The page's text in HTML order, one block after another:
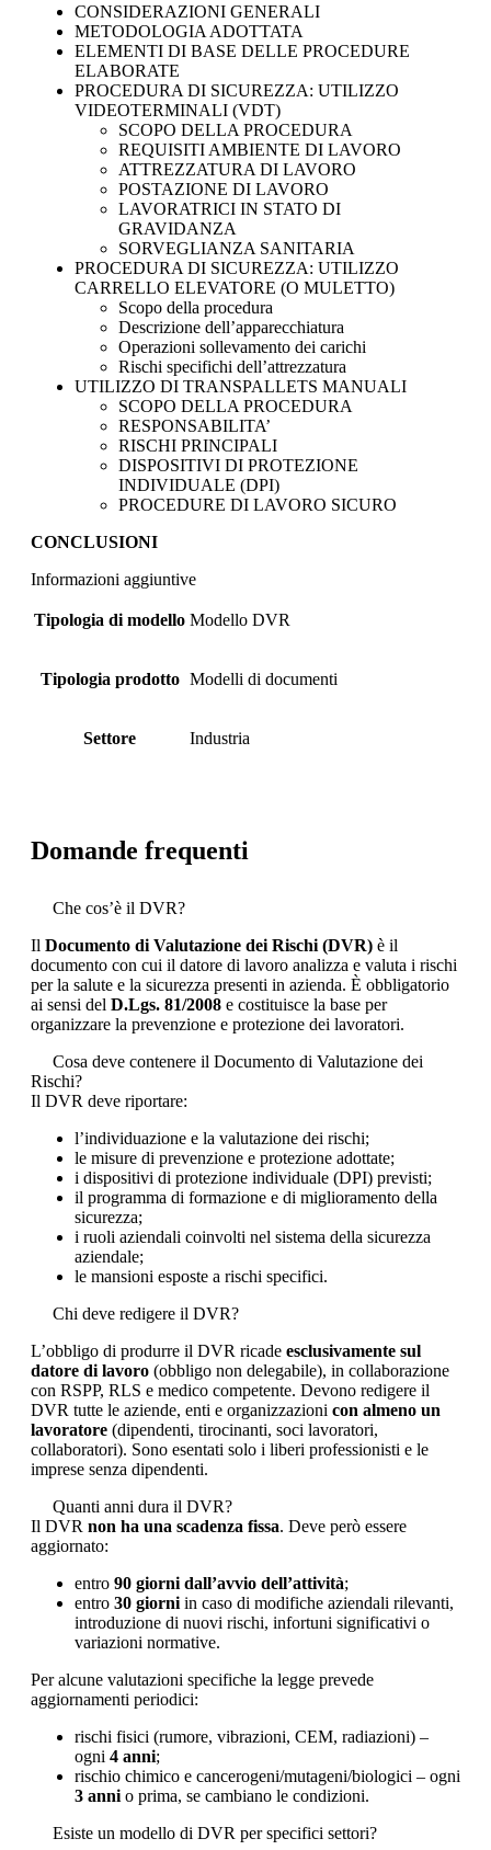
CONSIDERAZIONI GENERALI
METODOLOGIA ADOTTATA
ELEMENTI DI BASE DELLE PROCEDURE
ELABORATE
PROCEDURA DI SICUREZZA: UTILIZZO
VIDEOTERMINALI (VDT)
SCOPO DELLA PROCEDURA
REQUISITI AMBIENTE DI LAVORO
ATTREZZATURA DI LAVORO
POSTAZIONE DI LAVORO
LAVORATRICI IN STATO DI
GRAVIDANZA
SORVEGLIANZA SANITARIA
PROCEDURA DI SICUREZZA: UTILIZZO
CARRELLO ELEVATORE (O MULETTO)
Scopo della procedura
Descrizione dell’apparecchiatura
Operazioni sollevamento dei carichi
Rischi specifichi dell’attrezzatura
UTILIZZO DI TRANSPALLETS MANUALI
SCOPO DELLA PROCEDURA
RESPONSABILITA’
RISCHI PRINCIPALI
DISPOSITIVI DI PROTEZIONE
INDIVIDUALE (DPI)
PROCEDURE DI LAVORO SICURO
CONCLUSIONI
Informazioni aggiuntive
Tipologia di modello Modello DVR
Tipologia prodotto Modelli di documenti
Settore Industria
Domande frequenti
Che cos’è il DVR?
Il Documento di Valutazione dei Rischi (DVR) è il
documento con cui il datore di lavoro analizza e valuta i rischi
per la salute e la sicurezza presenti in azienda. È obbligatorio
ai sensi del D.Lgs. 81/2008 e costituisce la base per
organizzare la prevenzione e protezione dei lavoratori.
Cosa deve contenere il Documento di Valutazione dei
Rischi?
Il DVR deve riportare:
l’individuazione e la valutazione dei rischi;
le misure di prevenzione e protezione adottate;
i dispositivi di protezione individuale (DPI) previsti;
il programma di formazione e di miglioramento della
sicurezza;
i ruoli aziendali coinvolti nel sistema della sicurezza
aziendale;
le mansioni esposte a rischi specifici.
Chi deve redigere il DVR?
L’obbligo di produrre il DVR ricade esclusivamente sul
datore di lavoro (obbligo non delegabile), in collaborazione
con RSPP, RLS e medico competente. Devono redigere il
DVR tutte le aziende, enti e organizzazioni con almeno un
lavoratore (dipendenti, tirocinanti, soci lavoratori,
collaboratori). Sono esentati solo i liberi professionisti e le
imprese senza dipendenti.
Quanti anni dura il DVR?
Il DVR non ha una scadenza fissa. Deve però essere
aggiornato:
entro 90 giorni dall’avvio dell’attività;
entro 30 giorni in caso di modifiche aziendali rilevanti,
introduzione di nuovi rischi, infortuni significativi o
variazioni normative.
Per alcune valutazioni specifiche la legge prevede
aggiornamenti periodici:
rischi fisici (rumore, vibrazioni, CEM, radiazioni) –
ogni 4 anni;
rischio chimico e cancerogeni/mutageni/biologici – ogni
3 anni o prima, se cambiano le condizioni.
Esiste un modello di DVR per specifici settori?